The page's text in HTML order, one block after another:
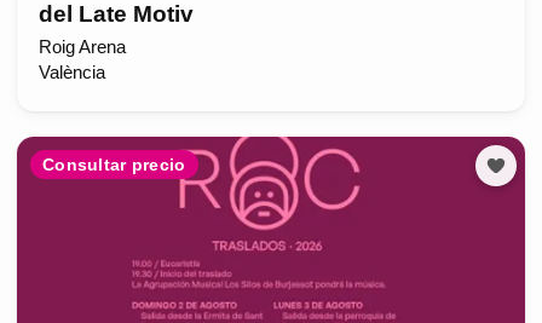
del Late Motiv
Roig Arena
València
Consultar precio